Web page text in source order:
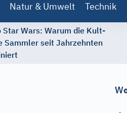
Natur & Umwelt Technik
Star Wars: Warum die Kult-
Sammler seit Jahrzehnten